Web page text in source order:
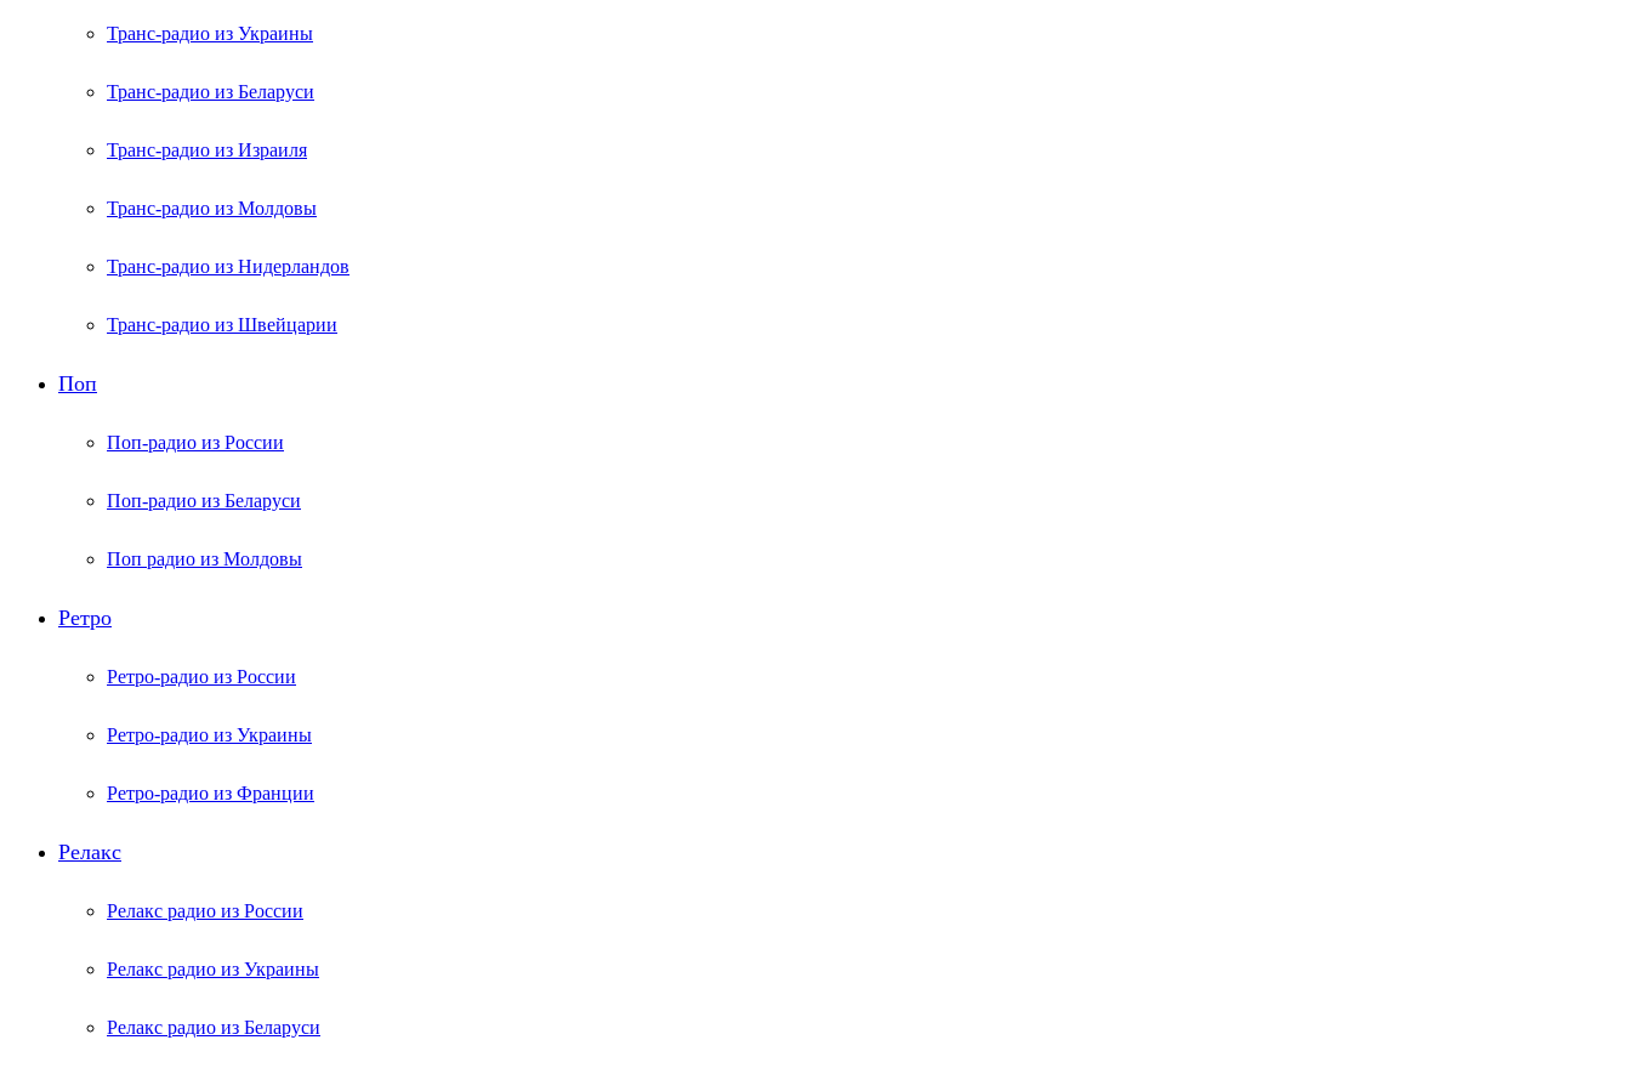
Транс-радио из Украины
Транс-радио из Беларуси
Транс-радио из Израиля
Транс-радио из Молдовы
Транс-радио из Нидерландов
Транс-радио из Швейцарии
Поп
Поп-радио из России
Поп-радио из Беларуси
Поп радио из Молдовы
Ретро
Ретро-радио из России
Ретро-радио из Украины
Ретро-радио из Франции
Релакс
Релакс радио из России
Релакс радио из Украины
Релакс радио из Беларуси